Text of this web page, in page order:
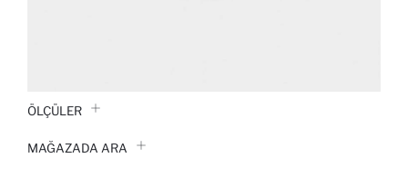
ÖLÇÜLER
MAĞAZADA ARA